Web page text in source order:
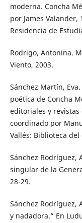
moderna. Concha
por James
Residencia de
Rodrigo, Antonina.
Viento, 2003.
Sánchez Martín,
poética de Concha
editoriales y
coordinado por
Vallés: Biblioteca del
Sánchez Rodríguez,
singular de la
28-29.
Sánchez Rodríguez,
y nadadora.” En